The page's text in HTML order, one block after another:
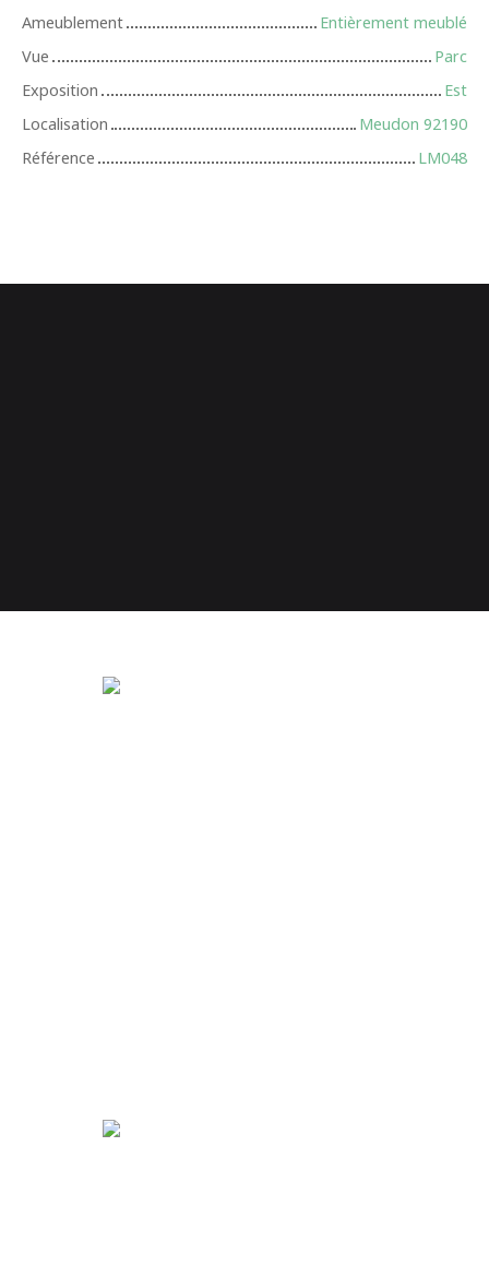
Ameublement
Entièrement meublé
Vue
Parc
Exposition
Est
Localisation
Meudon 92190
Référence
LM048